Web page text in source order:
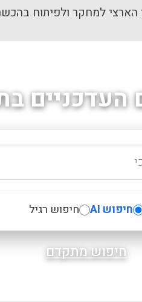
הארצי למחקר ולפיתוח
חיפוש AI חיפוש רגיל
חיפוש מתקדם